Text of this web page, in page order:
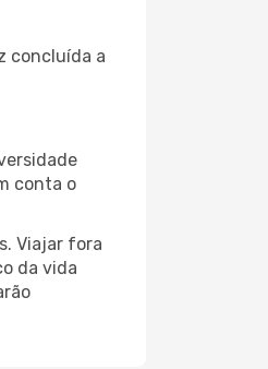
concluída a
conta o
Viajar fora
da vida